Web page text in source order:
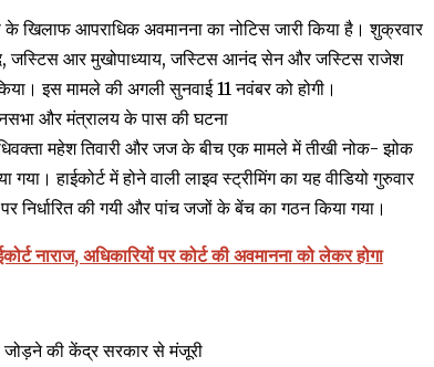
के खिलाफ आपराधिक अवमानना का नोटिस जारी किया है। शुक्रवार
जस्टिस आर मुखोपाध्याय, जस्टिस आनंद सेन और जस्टिस राजेश
इस मामले की अगली सुनवाई 11 नवंबर को होगी।
और मंत्रालय के पास की घटना
महेश तिवारी और जज के बीच एक मामले में तीखी नोक- झोक
हाईकोर्ट में होने वाली लाइव स्ट्रीमिंग का यह वीडियो गुरुवार
निर्धारित की गयी और पांच जजों के बेंच का गठन किया गया।
नाराज, अधिकारियों पर कोर्ट की अवमानना को लेकर होगा
जोड़ने की केंद्र सरकार से मंजूरी